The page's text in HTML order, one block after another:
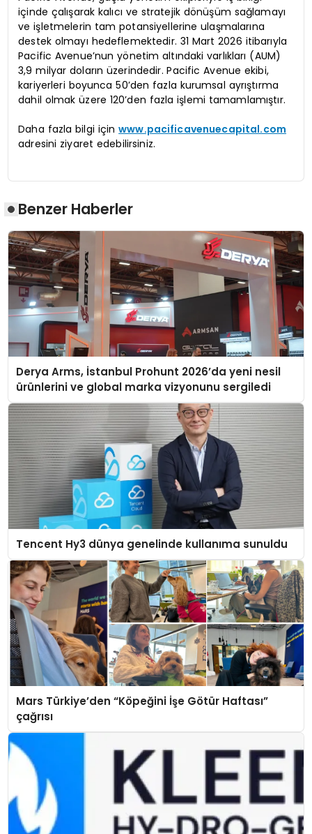
içinde çalışarak kalıcı ve stratejik dönüşüm sağlamayı
ve işletmelerin tam potansiyellerine ulaşmalarına
destek olmayı hedeflemektedir. 31 Mart 2026 itibarıyla
Pacific Avenue’nun yönetim altındaki varlıkları (AUM)
3,9 milyar doların üzerindedir. Pacific Avenue ekibi,
kariyerleri boyunca 50’den fazla kurumsal ayrıştırma
dahil olmak üzere 120’den fazla işlemi tamamlamıştır.
Daha fazla bilgi içinwww.pacificavenuecapital.com
adresini ziyaret edebilirsiniz.
Benzer Haberler
Derya Arms, İstanbul Prohunt 2026’da yeni nesil
ürünlerini ve global marka vizyonunu sergiledi
Tencent Hy3 dünya genelinde kullanıma sunuldu
Mars Türkiye’den “Köpeğini İşe Götür Haftası”
çağrısı